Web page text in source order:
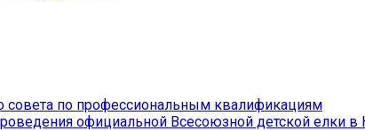
совета по профессиональным квалификациям
официальной Всесоюзной детской елки